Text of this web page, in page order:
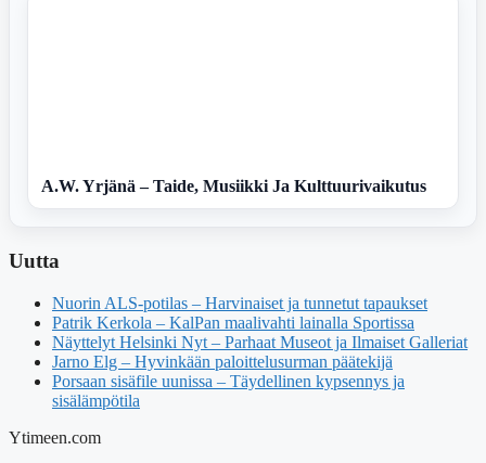
A.W. Yrjänä – Taide, Musiikki Ja Kulttuurivaikutus
Uutta
Nuorin ALS-potilas – Harvinaiset ja tunnetut tapaukset
Patrik Kerkola – KalPan maalivahti lainalla Sportissa
Näyttelyt Helsinki Nyt – Parhaat Museot ja Ilmaiset Galleriat
Jarno Elg – Hyvinkään paloittelusurman päätekijä
Porsaan sisäfile uunissa – Täydellinen kypsennys ja
sisälämpötila
Ytimeen.com